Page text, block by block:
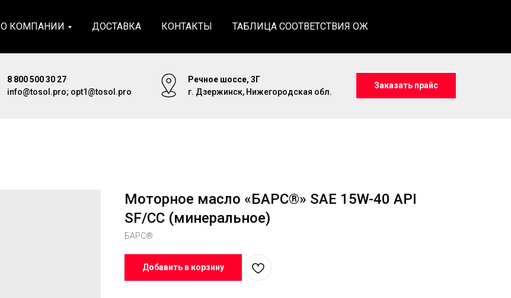
О КОМПАНИИ ДОСТАВКА КОНТАКТЫ ТАБЛИЦА СООТВЕТСТВИЯ ОЖ
8 800 500 30 27
info@tosol.pro; opt1@tosol.pro
Речное шоссе, 3Г
г. Дзержинск, Нижегородская обл.
Заказать прайс
Моторное масло «БАРС®» SAE 15W-40 API
SF/CC (минеральное)
БАРС®
Добавить в корзину